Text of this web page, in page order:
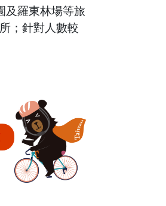
及羅東林場等旅
；針對人數較